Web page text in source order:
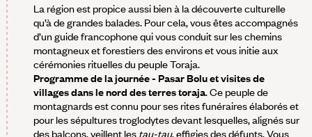
La région est propice aussi bien à la découverte culturelle
qu’à de grandes balades. Pour cela, vous êtes accompagnés
d’un guide francophone qui vous conduit sur les chemins
montagneux et forestiers des environs et vous initie aux
cérémonies rituelles du peuple Toraja.
Programme de la journée - Pasar Bolu et visites de
villages dans le nord des terres toraja. Ce peuple de
montagnards est connu pour ses rites funéraires élaborés et
pour les sépultures troglodytes devant lesquelles, alignés sur
des balcons, veillent les tau-tau, effigies des défunts. Vous